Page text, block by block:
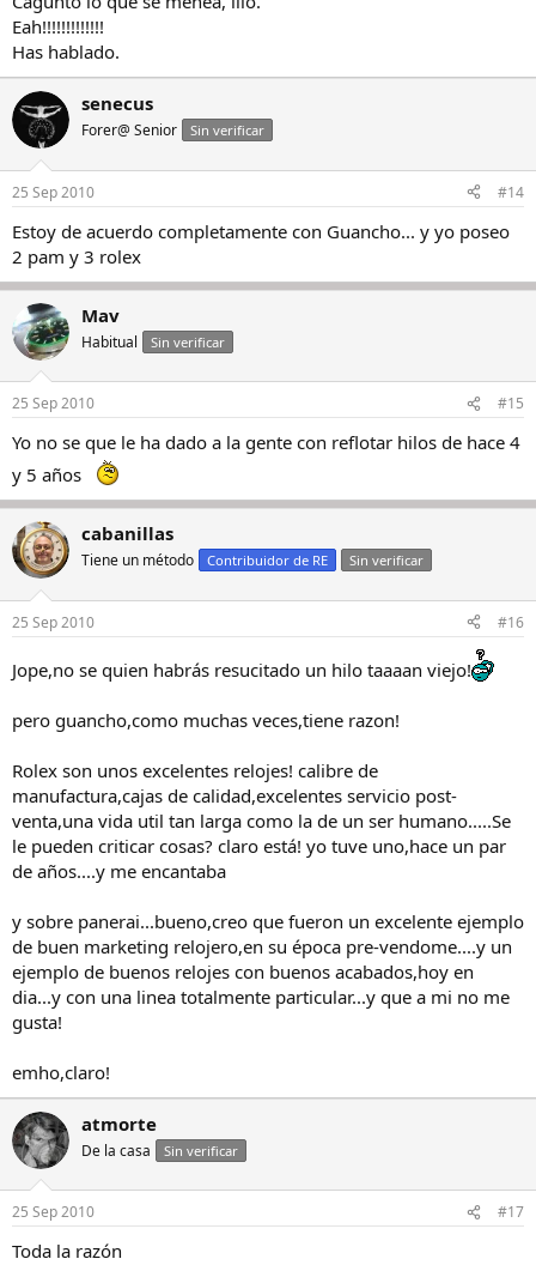
Eah!!!!!!!!!!!!!
Has hablado.
senecus
Forer@ Senior Sin verificar
25 Sep 2010 #14
Estoy de acuerdo completamente con Guancho... y yo poseo
2 pam y 3 rolex
Mav
Habitual Sin verificar
25 Sep 2010 #15
Yo no se que le ha dado a la gente con reflotar hilos de hace 4
y 5 años
cabanillas
Tiene un método Contribuidor de RE Sin verificar
25 Sep 2010 #16
Jope,no se quien habrás resucitado un hilo taaaan viejo!
pero guancho,como muchas veces,tiene razon!
Rolex son unos excelentes relojes! calibre de
manufactura,cajas de calidad,excelentes servicio post-
venta,una vida util tan larga como la de un ser humano.....Se
le pueden criticar cosas? claro está! yo tuve uno,hace un par
de años....y me encantaba
y sobre panerai...bueno,creo que fueron un excelente ejemplo
de buen marketing relojero,en su época pre-vendome....y un
ejemplo de buenos relojes con buenos acabados,hoy en
dia...y con una linea totalmente particular...y que a mi no me
gusta!
emho,claro!
atmorte
De la casa Sin verificar
25 Sep 2010 #17
Toda la razón